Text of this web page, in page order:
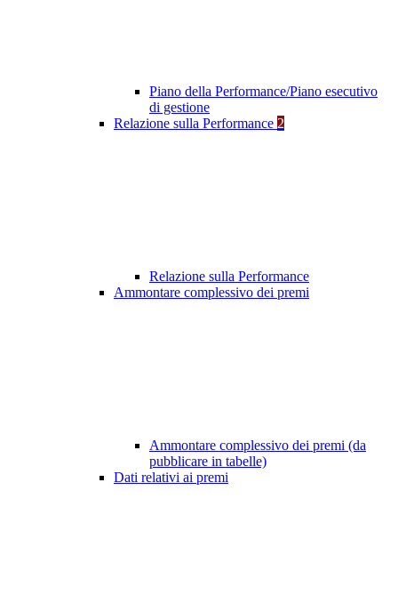
Piano della Performance/Piano esecutivo
di gestione
Relazione sulla Performance 2
Relazione sulla Performance
Ammontare complessivo dei premi
Ammontare complessivo dei premi (da
pubblicare in tabelle)
Dati relativi ai premi